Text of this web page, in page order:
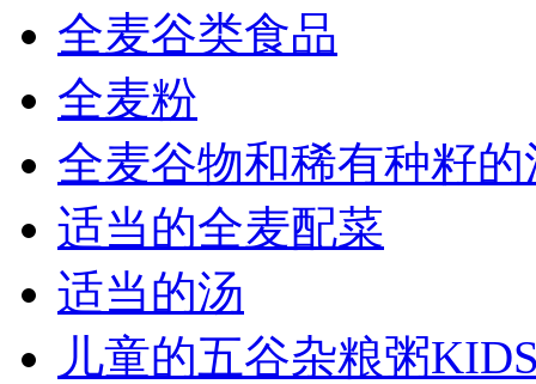
全麦谷类食品
全麦粉
全麦谷物和稀有种籽
适当的全麦配菜
适当的汤
儿童的五谷杂粮粥